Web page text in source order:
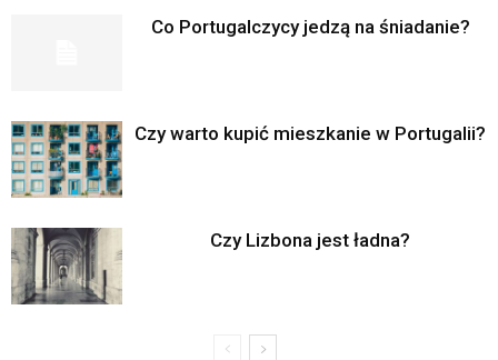
Co Portugalczycy jedzą na śniadanie?
Czy warto kupić mieszkanie w Portugalii?
Czy Lizbona jest ładna?